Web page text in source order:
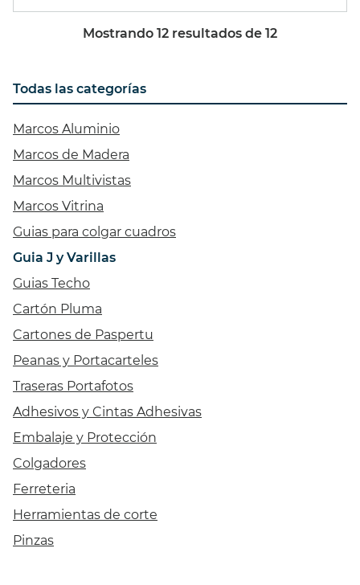
Todas las categorías
Marcos Aluminio
Marcos de Madera
Marcos Multivistas
Marcos Vitrina
Guias para colgar cuadros
Guia J y Varillas
Guias Techo
Cartón Pluma
Cartones de Paspertu
Peanas y Portacarteles
Traseras Portafotos
Adhesivos y Cintas Adhesivas
Embalaje y Protección
Colgadores
Ferreteria
Herramientas de corte
Pinzas
Mostrando 12 resultados de 12